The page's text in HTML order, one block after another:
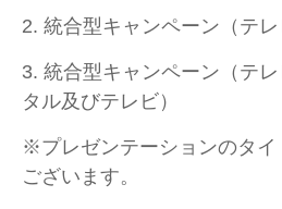
2. 統合型キャンペーン（テ
3. 統合型キャンペーン（テ
タル及びテレビ）
※プレゼンテーションのタ
ございます。